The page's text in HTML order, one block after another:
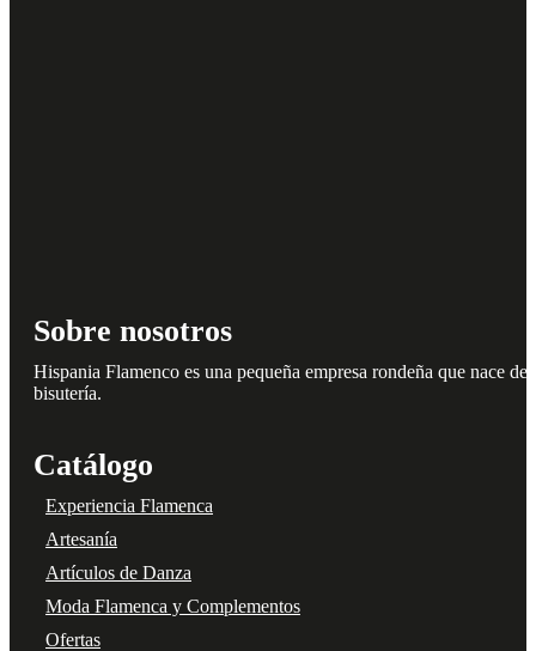
Sobre nosotros
Hispania Flamenco es una pequeña empresa rondeña que nace
bisutería.
Catálogo
Experiencia Flamenca
Artesanía
Artículos de Danza
Moda Flamenca y Complementos
Ofertas